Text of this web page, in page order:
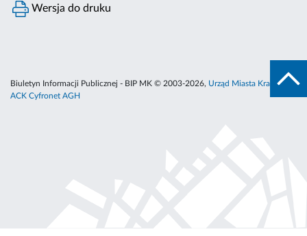
Wersja do druku
Biuletyn Informacji Publicznej - BIP MK © 2003-2026, Urząd Miasta Krakowa
ACK Cyfronet AGH